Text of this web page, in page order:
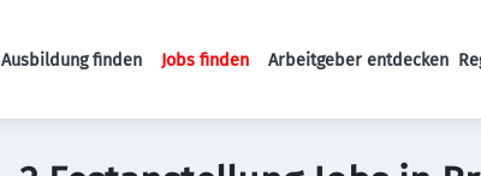
Haupt-Navigation
Ausbildung finden Jobs finden Arbeitgeber entdecken